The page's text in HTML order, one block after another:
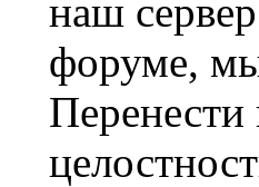
наш
форуме,